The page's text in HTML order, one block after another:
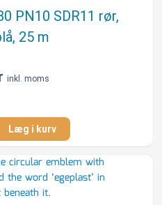
PN10 SDR11 rør,
25 m
inkl. moms
Læg i kurv